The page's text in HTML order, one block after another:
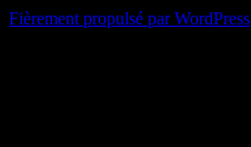
Fièrement propulsé par WordPress